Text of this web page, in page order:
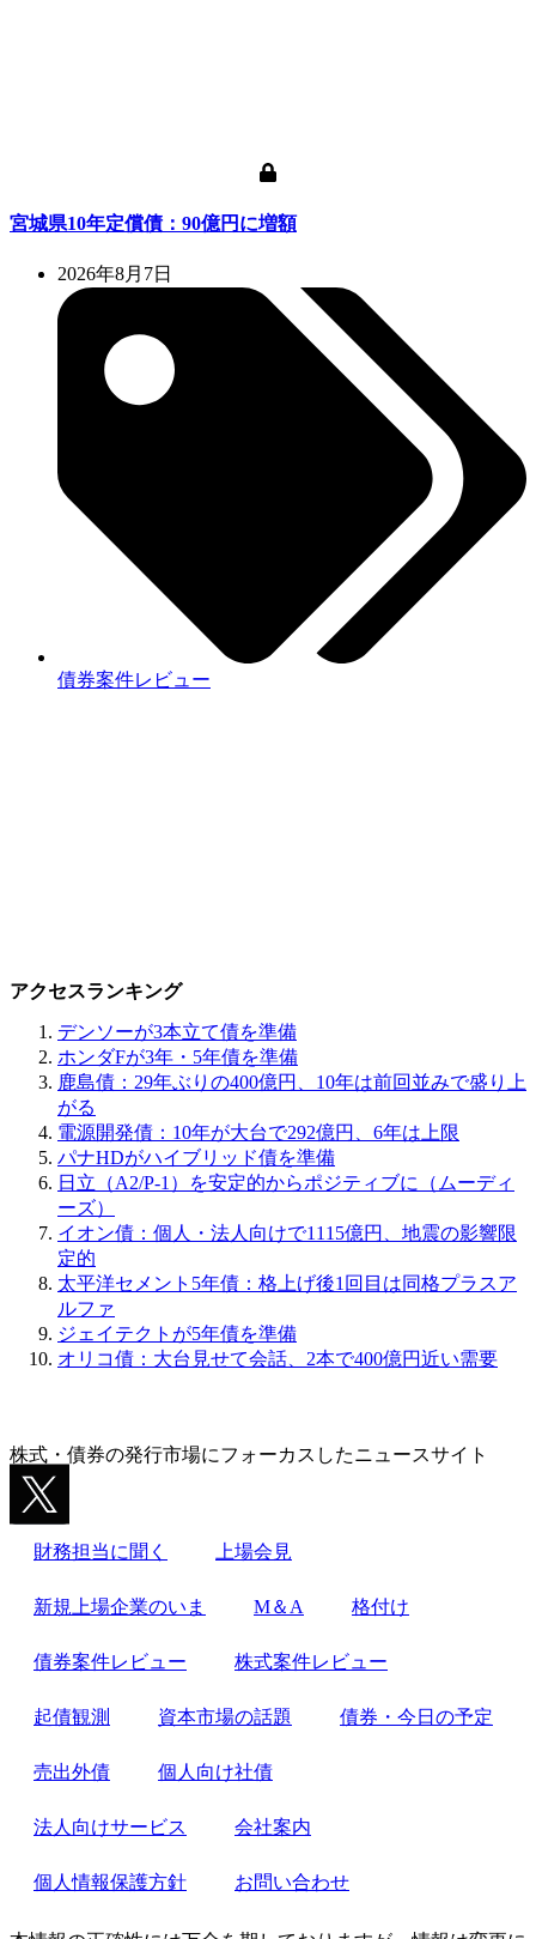
宮城県10年定償債：90億円に増額
2026年8月7日
債券案件レビュー
アクセスランキング
デンソーが3本立て債を準備
ホンダFが3年・5年債を準備
鹿島債：29年ぶりの400億円、10年は前回並みで盛り上
がる
電源開発債：10年が大台で292億円、6年は上限
パナHDがハイブリッド債を準備
日立（A2/P-1）を安定的からポジティブに（ムーディ
ーズ）
イオン債：個人・法人向けで1115億円、地震の影響限
定的
太平洋セメント5年債：格上げ後1回目は同格プラスア
ルファ
ジェイテクトが5年債を準備
オリコ債：大台見せて会話、2本で400億円近い需要
株式・債券の発行市場にフォーカスしたニュースサイト
財務担当に聞く 上場会見
新規上場企業のいま M＆A 格付け
債券案件レビュー 株式案件レビュー
起債観測 資本市場の話題 債券・今日の予定
売出外債 個人向け社債
法人向けサービス 会社案内
個人情報保護方針 お問い合わせ